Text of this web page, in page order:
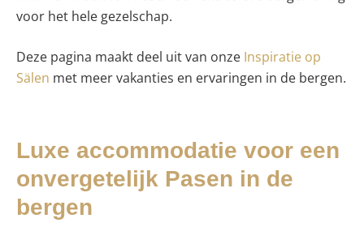
voor het hele gezelschap.
Deze pagina maakt deel uit van onze Inspiratie op
Sälen met meer vakanties en ervaringen in de bergen.
Luxe accommodatie voor een
onvergetelijk Pasen in de
bergen